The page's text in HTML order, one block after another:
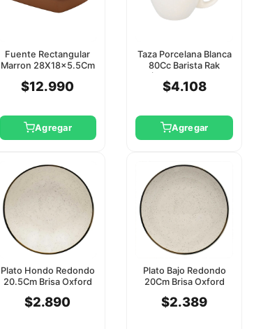
Fuente Rectangular
Marron 28X18x5.5Cm
$12.990
Agregar
Taza Porcelana Blanca
80Cc Barista Rak
$4.108
Agregar
Plato Hondo Redondo
20.5Cm Brisa Oxford
$2.890
Plato Bajo Redondo
20Cm Brisa Oxford
$2.389